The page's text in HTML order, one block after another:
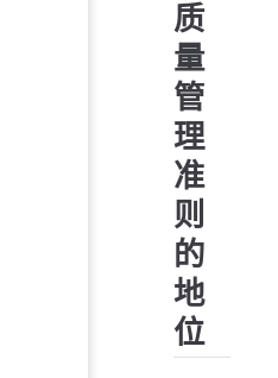
质
量
管
理
准
则
的
地
位